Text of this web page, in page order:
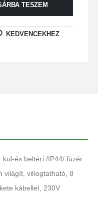
TESZEM
KEDVENCEKHEZ
és beltéri /IP44/ füzér
világít, villogtatható, 8
kábellel, 230V